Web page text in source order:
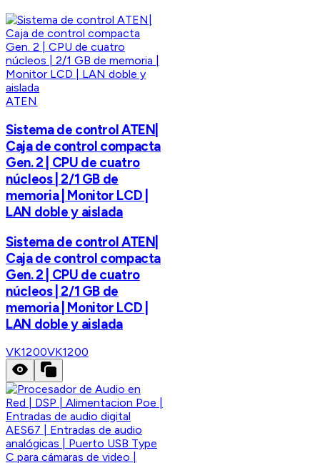
ATEN
Sistema de control ATEN|
Caja de control compacta
Gen. 2 | CPU de cuatro
núcleos | 2/1 GB de
memoria | Monitor LCD |
LAN doble y aislada
Sistema de control ATEN|
Caja de control compacta
Gen. 2 | CPU de cuatro
núcleos | 2/1 GB de
memoria | Monitor LCD |
LAN doble y aislada
VK1200VK1200